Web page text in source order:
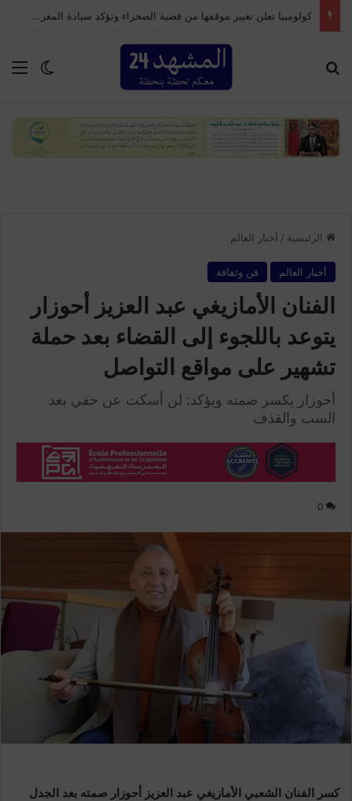
كولومبيا تعلن تغيير موقفها من قضية الصحراء وتؤكد سيادة المغرب على أقاليمه الجنوبية
الوضع
الرئيسية / أخبار العالم
أخبار العالم فن وثقافة
الفنان الأمازيغي عبد العزيز أحوزار
يتوعد باللجوء إلى القضاء بعد حملة
تشهير على مواقع التواصل
أحوزار يكسر صمته ويؤكد: لن أسكت عن حقي بعد
السب والقذف
0
كسر الفنان الشعبي الأمازيغي عبد العزيز أحوزار صمته بعد الجدل